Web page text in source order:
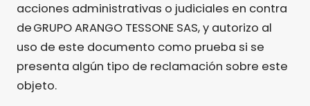
acciones administrativas o judiciales en contra
de GRUPO ARANGO TESSONE SAS, y autorizo al
uso de este documento como prueba si se
presenta algún tipo de reclamación sobre este
objeto.